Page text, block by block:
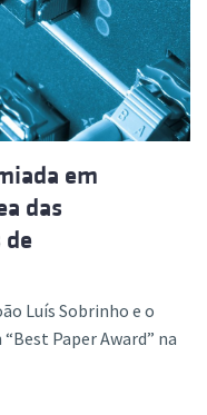
em
das
de
Luís Sobrinho e o
Paper Award” na